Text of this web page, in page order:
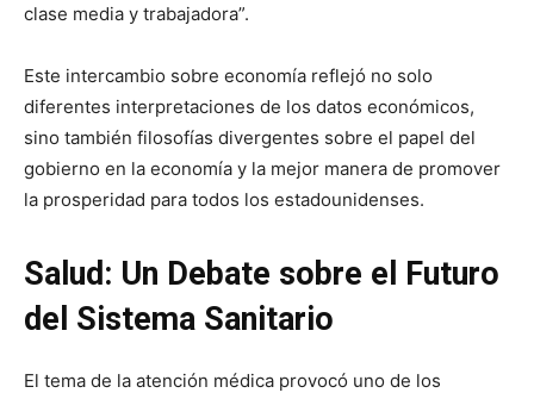
clase media y trabajadora”.
Este intercambio sobre economía reflejó no solo
diferentes interpretaciones de los datos económicos,
sino también filosofías divergentes sobre el papel del
gobierno en la economía y la mejor manera de promover
la prosperidad para todos los estadounidenses.
Salud: Un Debate sobre el Futuro
del Sistema Sanitario
El tema de la atención médica provocó uno de los